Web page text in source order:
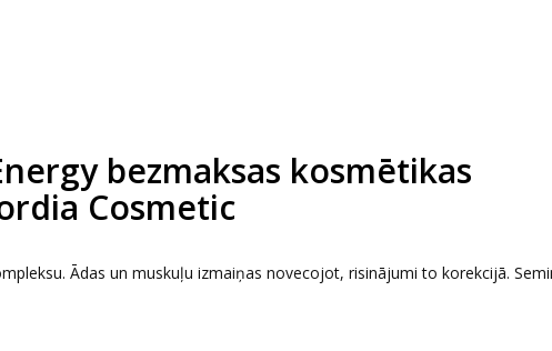
bezmaksas kosmētikas
Cosmetic
Ādas un muskuļu izmaiņas novecojot, risinājumi to korekcijā.